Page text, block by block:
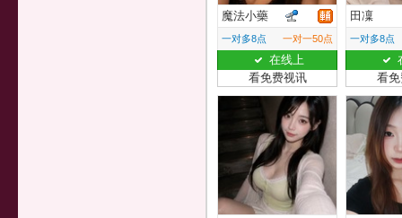
魔法小藥
一对多8点 一对一50点
在线上
看免费视讯
田凜
一对多8点
看